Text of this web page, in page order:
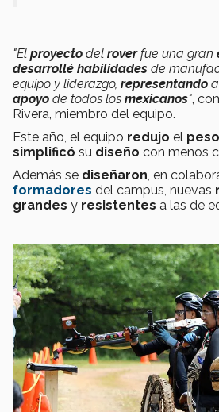
"El proyecto del roverfue una gran
desarrollé habilidades de
equipo y liderazgo, representando a
apoyo de todos los mexicanos" ,
Rivera, miembro del equipo.
Este año, el equipo redujo el peso
simplificó su diseño con menos
Además se diseñaron , en
formadores del campus, nuevas
grandes y resistentes a las de